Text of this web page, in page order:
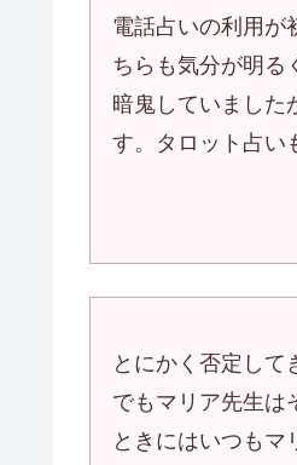
電話占いの利用が
ちらも気分が明る
暗鬼していました
す。タロット占い
とにかく否定して
でもマリア先生は
ときにはいつも